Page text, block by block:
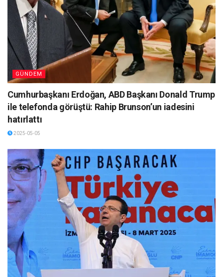
GÜNDEM
Cumhurbaşkanı Erdoğan, ABD Başkanı Donald Trump
ile telefonda görüştü: Rahip Brunson’un iadesini
hatırlattı
2025-05-05